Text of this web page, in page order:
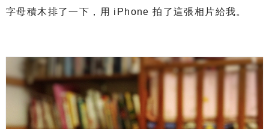
字母積木排了一下，用 iPhone 拍了這張相片給我。